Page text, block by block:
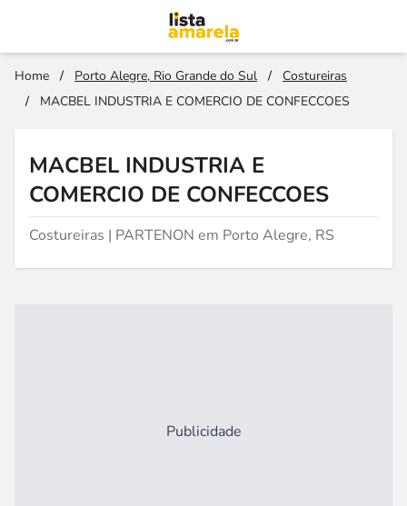
Home / Porto Alegre, Rio Grande do Sul /
Costureiras
/
MACBEL INDUSTRIA E COMERCIO DE CONFECCOES
MACBEL INDUSTRIA E
COMERCIO DE CONFECCOES
Costureiras | PARTENON em Porto Alegre, RS
Publicidade